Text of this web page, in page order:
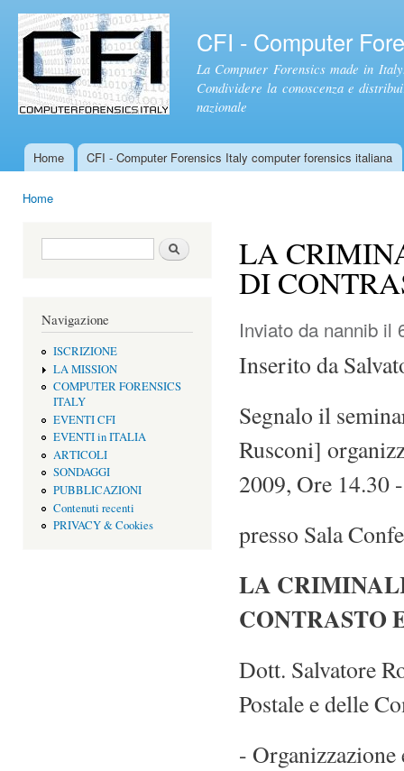
CFI - Computer
La Computer Forensics made in
Condividere la conoscenza e
nazionale
Menu principale
Home CFI - Computer Forensics Italy computer forensics italiana
Home
Form di ricerca Cerca
Navigazione
ISCRIZIONE
LA MISSION
COMPUTER FORENSICS
ITALY
EVENTI CFI
EVENTI in ITALIA
ARTICOLI
SONDAGGI
PUBBLICAZIONI
Contenuti recenti
PRIVACY & Cookies
LA
DI
Inviato da nannib il
Inserito da
Segnalo il
Rusconi]
2009, Ore 14.30
presso Sala
LA
CONTRASTO
Dott. Salvatore
Postale e delle
- Organizzazione